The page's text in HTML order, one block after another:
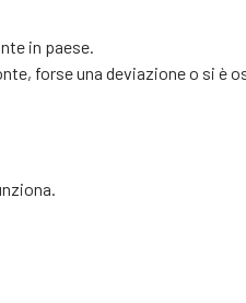
in paese.
forse una deviazione o si è